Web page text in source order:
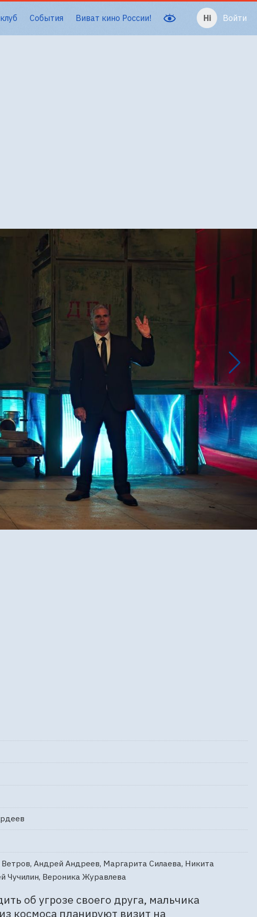
События Виват кино России! Войти
Андрей Андреев, Маргарита Силаева, Никита
Чучилин, Вероника Журавлева
об угрозе своего друга, мальчика
космоса планируют визит на